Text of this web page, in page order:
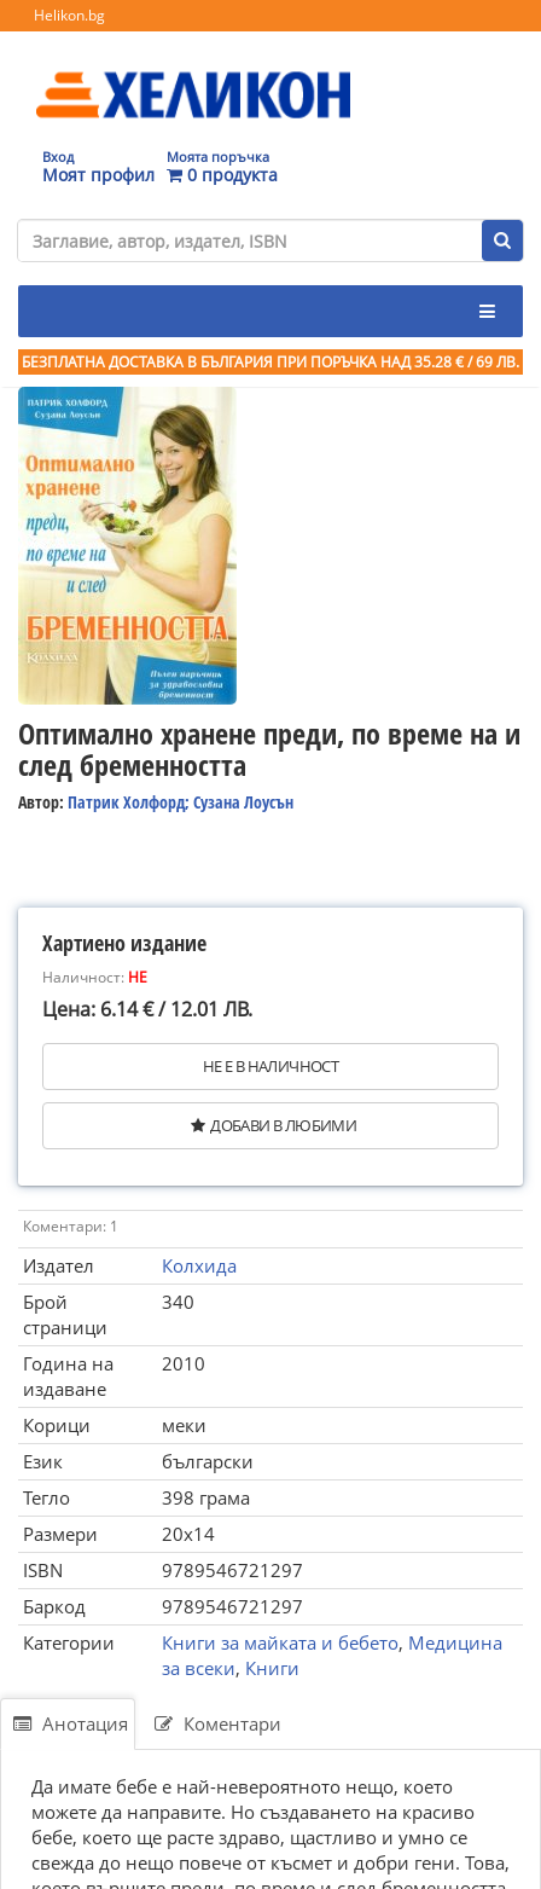
Helikon.bg
Вход
Моят профил
Моята поръчка
0 продукта
БЕЗПЛАТНА ДОСТАВКА В БЪЛГАРИЯ ПРИ ПОРЪЧКА НАД 35.28 € / 69 ЛВ.
Оптимално хранене преди, по време на и
след бременността
Автор: Патрик Холфорд; Сузана Лоусън
Хартиено издание
Наличност: НЕ
Цена: 6.14 € / 12.01 ЛВ.
НЕ Е В НАЛИЧНОСТ
ДОБАВИ В ЛЮБИМИ
Коментари: 1
Издател
Колхида
Брой
страници
340
Година на
издаване
2010
Корици
меки
Език
български
Тегло
398 грама
Размери
20x14
ISBN
9789546721297
Баркод
9789546721297
Категории
Книги за майката и бебето, Медицина
за всеки, Книги
Анотация Коментари
Да имате бебе е най-невероятното нещо, което
можете да направите. Но създаването на красиво
бебе, което ще расте здраво, щастливо и умно се
свежда до нещо повече от късмет и добри гени. Това,